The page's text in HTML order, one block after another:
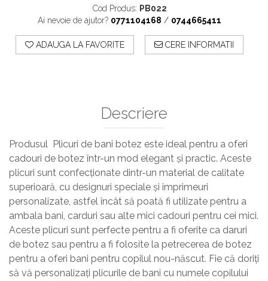
Cod Produs: PB022
Ai nevoie de ajutor? 0771104168 / 0744665411
ADAUGA LA FAVORITE CERE INFORMATII
Descriere
Produsul Plicuri de bani botez este ideal pentru a oferi
cadouri de botez într-un mod elegant și practic. Aceste
plicuri sunt confecționate dintr-un material de calitate
superioară, cu designuri speciale și imprimeuri
personalizate, astfel încât să poată fi utilizate pentru a
ambala bani, carduri sau alte mici cadouri pentru cei mici.
Aceste plicuri sunt perfecte pentru a fi oferite ca daruri
de botez sau pentru a fi folosite la petrecerea de botez
pentru a oferi bani pentru copilul nou-născut. Fie că doriți
să vă personalizați plicurile de bani cu numele copilului